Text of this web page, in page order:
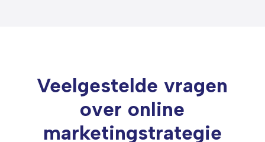
Veelgestelde vragen
over online
marketingstrategie